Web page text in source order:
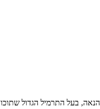
בעל התרמיל הגדול שתוכו